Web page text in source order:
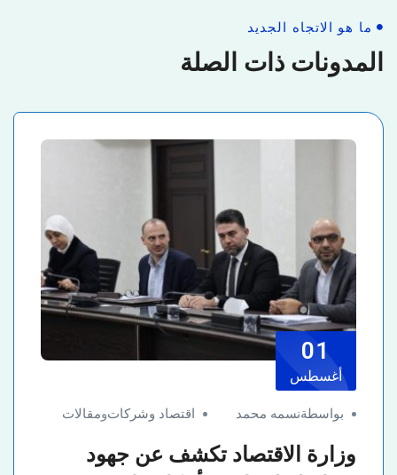
ما هو الاتجاه الجديد
المدونات ذات الصلة
01
أغسطس
بواسطةنسمه محمد اقتصاد وشركاتومقالات
وزارة الاقتصاد تكشف عن جهود